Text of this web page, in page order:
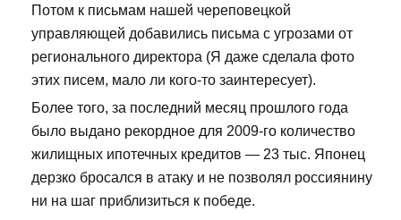
Потом к письмам нашей череповецкой
управляющей добавились письма с угрозами от
регионального директора (Я даже сделала фото
этих писем, мало ли кого-то заинтересует).
Более того, за последний месяц прошлого года
было выдано рекордное для 2009-го количество
жилищных ипотечных кредитов — 23 тыс. Японец
дерзко бросался в атаку и не позволял россиянину
ни на шаг приблизиться к победе.